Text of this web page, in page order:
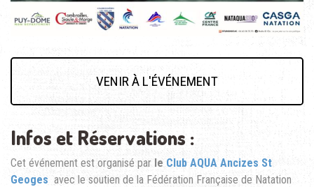
VENIR À L'ÉVÉNEMENT
Infos et Réservations :
Cet événement est organisé par le Club AQUA Ancizes St
Geoges avec le soutien de la Fédération Française de Natation